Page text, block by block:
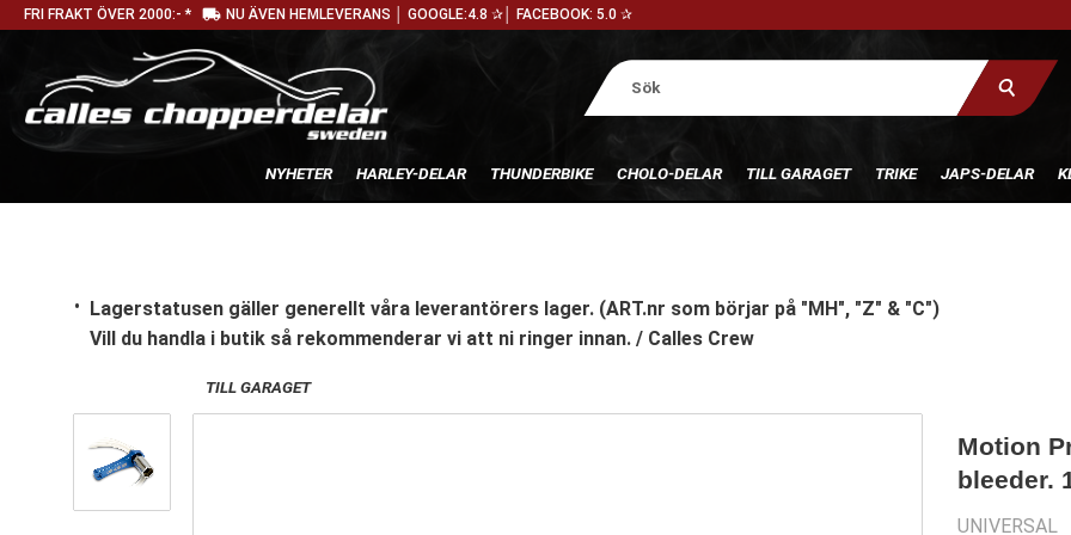
FRI FRAKT ÖVER 2000:- * local_shipping NU ÄVEN HEMLEVERANS │ GOOGLE:4.8 ✰│ FACEBOOK: 5.0 ✰
NYHETER HARLEY-DELAR THUNDERBIKE CHOLO-DELAR TILL GARAGET TRIKE JAPS-DELAR
Lagerstatusen gäller generellt våra leverantörers lager. (ART.nr som börjar på "MH", "Z" & "C")
Vill du handla i butik så rekommenderar vi att ni ringer innan. / Calles Crew
TILL GARAGET
Motion
bleeder.
UNIVERSAL